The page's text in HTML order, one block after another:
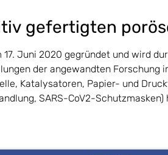
gefertigten
Juni 2020 gegründet und wird
der angewandten Forschung
Katalysatoren, Papier- und
SARS-CoV2-Schutzmasken)